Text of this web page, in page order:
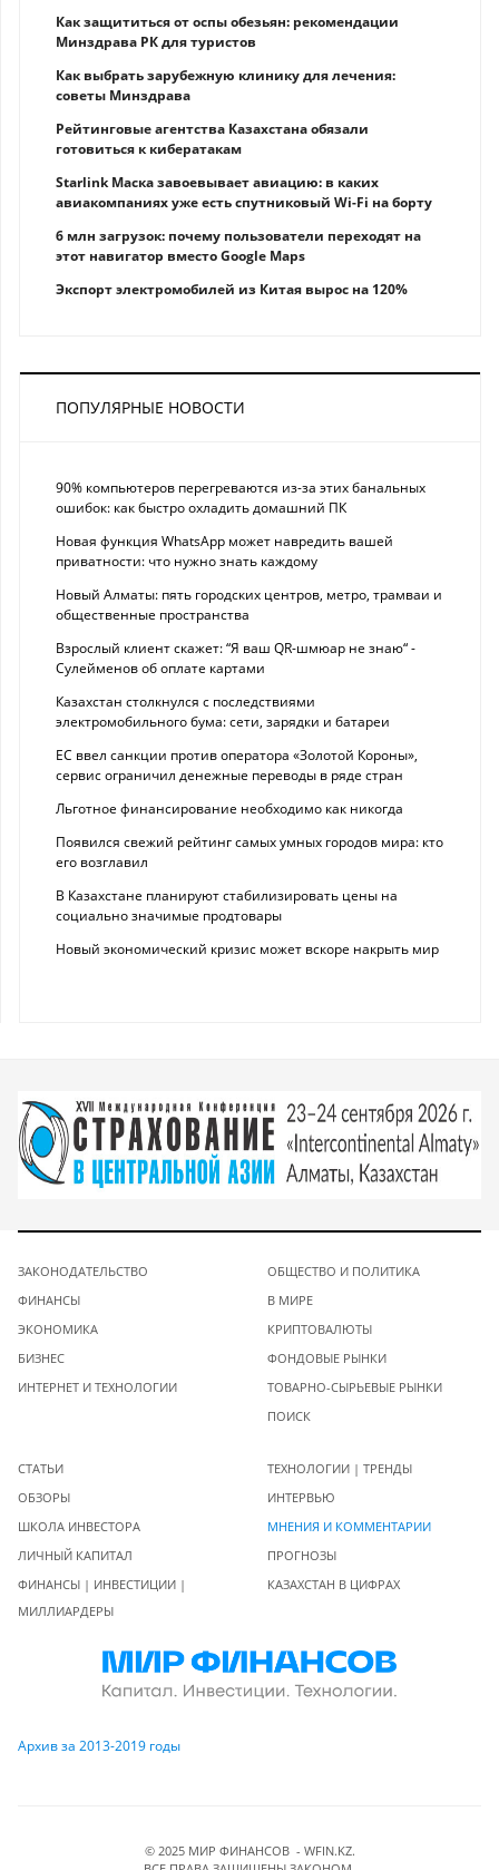
Как защититься от оспы обезьян: рекомендации
Минздрава РК для туристов
Как выбрать зарубежную клинику для лечения:
советы Минздрава
Рейтинговые агентства Казахстана обязали
готовиться к кибератакам
Starlink Маска завоевывает авиацию: в каких
авиакомпаниях уже есть спутниковый Wi-Fi на борту
6 млн загрузок: почему пользователи переходят на
этот навигатор вместо Google Maps
Экспорт электромобилей из Китая вырос на 120%
ПОПУЛЯРНЫЕ НОВОСТИ
90% компьютеров перегреваются из-за этих банальных
ошибок: как быстро охладить домашний ПК
Новая функция WhatsApp может навредить вашей
приватности: что нужно знать каждому
Новый Алматы: пять городских центров, метро, трамваи и
общественные пространства
Взрослый клиент скажет: “Я ваш QR-шмюар не знаю“ -
Сулейменов об оплате картами
Казахстан столкнулся с последствиями
электромобильного бума: сети, зарядки и батареи
ЕС ввел санкции против оператора «Золотой Короны»,
сервис ограничил денежные переводы в ряде стран
Льготное финансирование необходимо как никогда
Появился свежий рейтинг самых умных городов мира: кто
его возглавил
В Казахстане планируют стабилизировать цены на
социально значимые продтовары
Новый экономический кризис может вскоре накрыть мир
ЗАКОНОДАТЕЛЬСТВО
ФИНАНСЫ
ЭКОНОМИКА
БИЗНЕС
ИНТЕРНЕТ И ТЕХНОЛОГИИ
ОБЩЕСТВО И ПОЛИТИКА
В МИРЕ
КРИПТОВАЛЮТЫ
ФОНДОВЫЕ РЫНКИ
ТОВАРНО-СЫРЬЕВЫЕ РЫНКИ
ПОИСК
СТАТЬИ
ОБЗОРЫ
ШКОЛА ИНВЕСТОРА
ЛИЧНЫЙ КАПИТАЛ
ФИНАНСЫ | ИНВЕСТИЦИИ |
МИЛЛИАРДЕРЫ
ТЕХНОЛОГИИ | ТРЕНДЫ
ИНТЕРВЬЮ
МНЕНИЯ И КОММЕНТАРИИ
ПРОГНОЗЫ
КАЗАХСТАН В ЦИФРАХ
Архив за 2013-2019 годы
© 2025 МИР ФИНАНСОВ - WFIN.KZ.